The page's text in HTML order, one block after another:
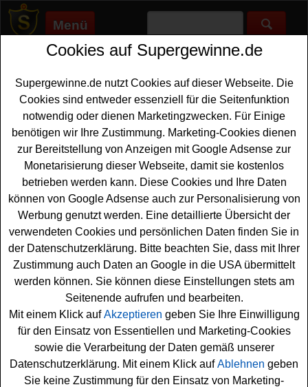
Menü
Supergewinne.de>Gewinnspiele>Reise Gewinnspiele>Grazia
Anzeige:
Anzeige:
Grazia Magazin Gewinnspiel -
Hotelaufenthalt gewinnen
Wer gern einen tollenHotelaufenthalt gewinnenmöchte,
sollte sich das aktuelle Grazia Gewinnspiel unbedingt
genauer ansehen. Zu gewinnen gibt es einen
Hotelaufenthalt für zwei Personen im Wellnesshotel
Wittelsbach inBadFüssing - und mit etwas Glück
können Sie diesen schönen Hotelaufenthalt gewinnen.
Falls Sie an dem Gewinnspiel des Grazia Magazins
kostenlos teilnehmen möchten, sollten Sie gleich Ihre
Daten eingeben und können sich damit Ihre
Gewinnchance sichern. Machen Sie mit und versuchen
Sie es!
Cookies auf Supergewinne.de
Supergewinne.de nutzt Cookies auf dieser Webseite. Die
Cookies sind entweder essenziell für die Seitenfunktion
notwendig oder dienen Marketingzwecken. Für Einige
benötigen wir Ihre Zustimmung. Marketing-Cookies dienen
zur Bereitstellung von Anzeigen mit Google Adsense zur
Monetarisierung dieser Webseite, damit sie kostenlos
betrieben werden kann. Diese Cookies und Ihre Daten
können von Google Adsense auch zur Personalisierung von
Werbung genutzt werden. Eine detaillierte Übersicht der
verwendeten Cookies und persönlichen Daten finden Sie in
der Datenschutzerklärung. Bitte beachten Sie, dass mit Ihrer
Zustimmung auch Daten an Google in die USA übermittelt
werden können. Sie können diese Einstellungen stets am
Seitenende aufrufen und bearbeiten.
Mit einem Klick aufAkzeptieren geben Sie Ihre Einwilligung
für den Einsatz von Essentiellen und Marketing-Cookies
sowie die Verarbeitung der Daten gemäß unserer
Datenschutzerklärung. Mit einem Klick aufAblehnen geben
Sie keine Zustimmung für den Einsatz von Marketing-